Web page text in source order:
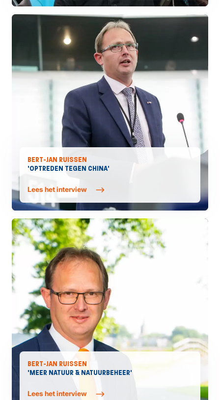
BERT-JAN RUISSEN
'OPTREDEN TEGEN CHINA'
Lees het interview
BERT-JAN RUISSEN
'MEER NATUUR & NATUURBEHEER'
Lees het interview